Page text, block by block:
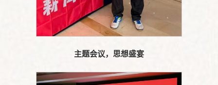
主题会议，思想盛宴